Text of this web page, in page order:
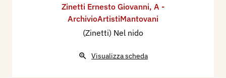
Zinetti Ernesto Giovanni, A -
ArchivioArtistiMantovani
(Zinetti) Nel nido
Visualizza scheda